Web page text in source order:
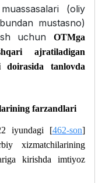
(oliy
mustasno)
uchun OTMga
ajratiladigan
doirasida tanlovda
farzandlari
iyundagi [462-son]
xizmatchilarining
kirishda imtiyoz